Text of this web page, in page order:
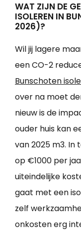
WAT ZIJN DE
ISOLEREN IN
2026)?
Wil jij lagere
een CO-2
Bunschoten
over na moet
nieuw is de
ouder huis kan
van 2025 m3. In
op €1000 per
uiteindelijke
gaat met een
zelf
onkosten erg